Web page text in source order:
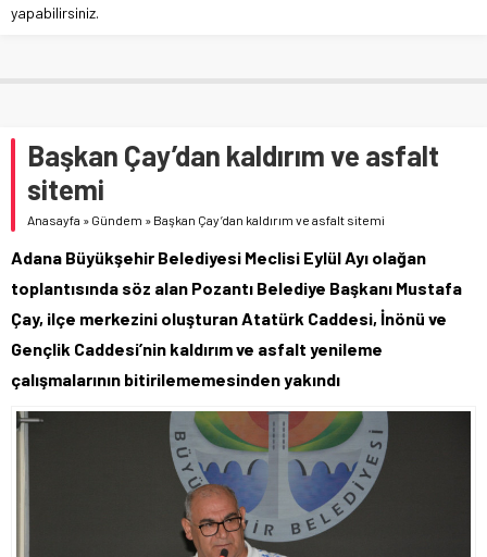
yapabilirsiniz.
Başkan Çay’dan kaldırım ve asfalt
sitemi
Anasayfa » Gündem » Başkan Çay’dan kaldırım ve asfalt sitemi
Adana Büyükşehir Belediyesi Meclisi Eylül Ayı olağan
toplantısında söz alan Pozantı Belediye Başkanı Mustafa
Çay, ilçe merkezini oluşturan Atatürk Caddesi, İnönü ve
Gençlik Caddesi’nin kaldırım ve asfalt yenileme
çalışmalarının bitirilememesinden yakındı